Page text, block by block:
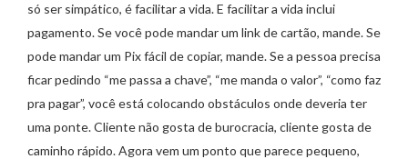
só ser simpático, é facilitar a vida. E facilitar a vida inclui
pagamento. Se você pode mandar um link de cartão, mande. Se
pode mandar um Pix fácil de copiar, mande. Se a pessoa precisa
ficar pedindo “me passa a chave”, “me manda o valor”, “como faz
pra pagar”, você está colocando obstáculos onde deveria ter
uma ponte. Cliente não gosta de burocracia, cliente gosta de
caminho rápido. Agora vem um ponto que parece pequeno,